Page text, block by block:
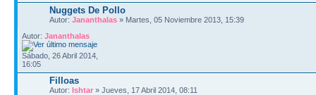
Nuggets De Pollo
Autor: Jananthalas » Martes, 05 Noviembre 2013, 15:39
Autor: Jananthalas
Sábado, 26 Abril 2014,
16:05
Filloas
Autor: Ishtar » Jueves, 17 Abril 2014, 08:11